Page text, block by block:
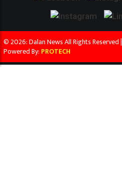
© 2026: Dalan News All Rights Reserved |
Powered By: PROTECH